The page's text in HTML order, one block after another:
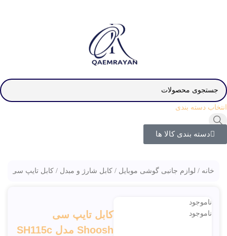
انتخاب دسته بندی
دسته بندی کالا ها
خانه لوازم جانبی گوشی موبایل کابل شارژ و مبدل کابل تایپ سی Shoosh مدل SH115c
ناموجود
ناموجود
کابل تایپ سی
Shoosh مدل SH115c